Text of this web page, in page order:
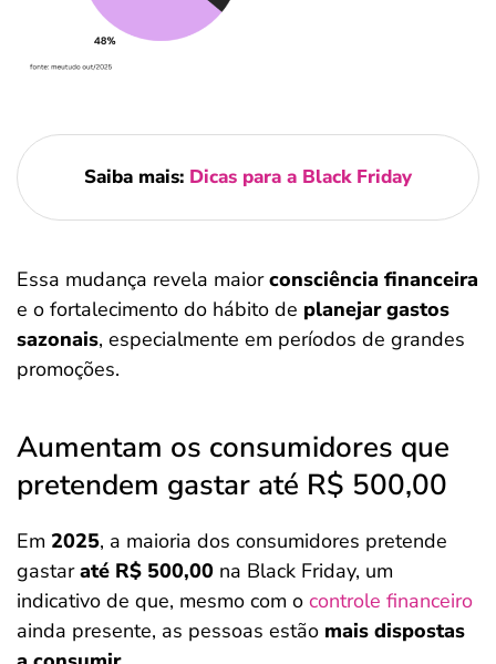
Saiba mais: Dicas para a Black Friday
Essa mudança revela maiorconsciência financeira
e o fortalecimento do hábito de planejar gastos
sazonais, especialmente em períodos de grandes
promoções.
Aumentam os consumidores que
pretendem gastar até R$ 500,00
Em 2025, a maioria dos consumidores pretende
gastaraté R$ 500,00 na Black Friday, um
indicativo de que, mesmo com o controle financeiro
ainda presente, as pessoas estão mais dispostas